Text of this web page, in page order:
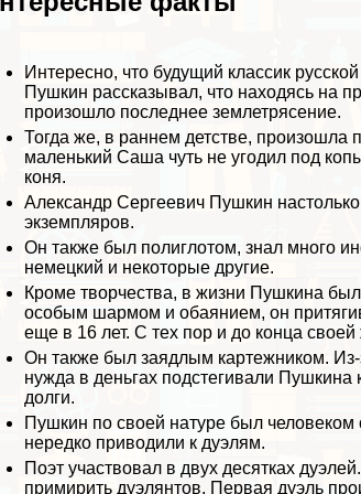
Интересно, что будущий классик
Пушкин рассказывал, что находясь на
произошло последнее землетрясение.
Тогда же, в раннем детстве, произошла
маленький Саша чуть не угодил под
коня.
Александр Сергеевич Пушкин
экземпляров.
Он также был полиглотом, знал много
немецкий и некоторые другие.
Кроме творчества, в жизни Пушкина
особым шармом и обаянием, он
еще в 16 лет. С тех пор и до конца
Он также был заядлым картежником. Из-
нужда в деньгах подстегивали
долги.
Пушкин по своей натуре был
нередко приводили к дуэлям.
Поэт участвовал в двух десятках
примирить дуэлянтов. Первая дуэль